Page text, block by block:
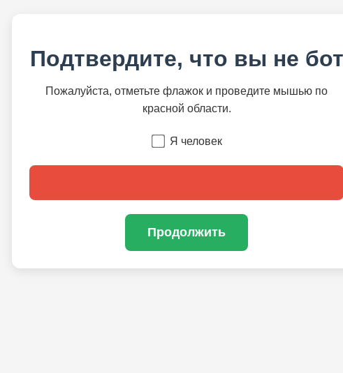
Подтвердите, что вы не бот
Пожалуйста, отметьте флажок и проведите мышью по
красной области.
Я человек
Продолжить